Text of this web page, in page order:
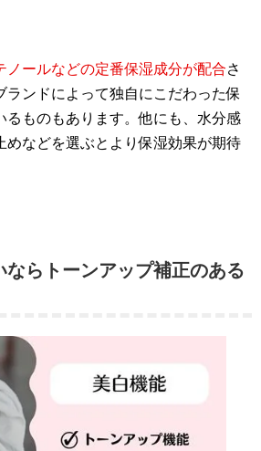
ノールなどの定番保湿成分が配合さ
ランドによって独自にこだわった保
るものもあります。他にも、水分感
めなどを選ぶとより保湿効果が期待
ならトーンアップ補正のある